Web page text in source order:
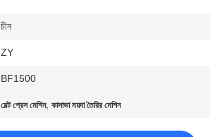
চীন
ZY
BF1500
বেল্ট প্রেস মেশিন,কাসাভা ময়দা তৈরির মেশিন